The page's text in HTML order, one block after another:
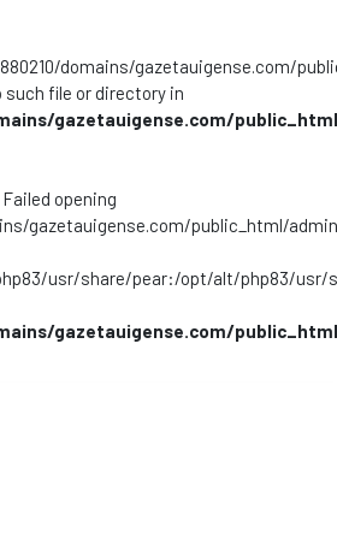
domains/gazetauigense.com/
file or directory in
gazetauigense.com/
opening
gazetauigense.com/public_html/
usr/share/pear:/opt/alt/php83/
gazetauigense.com/